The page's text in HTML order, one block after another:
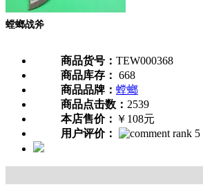
螳螂战斧
商品货号： TEW000368
商品库存： 668
商品品牌： 螳螂
商品点击数： 2539
本店售价： ￥108元
用户评价：